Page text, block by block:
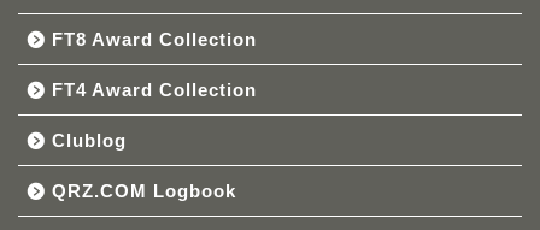
FT8 Award Collection
FT4 Award Collection
Clublog
QRZ.COM Logbook